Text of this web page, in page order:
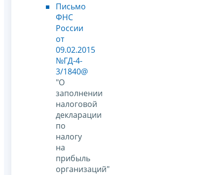
Письмо
ФНС
России
от
09.02.2015
№ГД-4-
3/1840@
"О
заполнении
налоговой
декларации
по
налогу
на
прибыль
организаций"